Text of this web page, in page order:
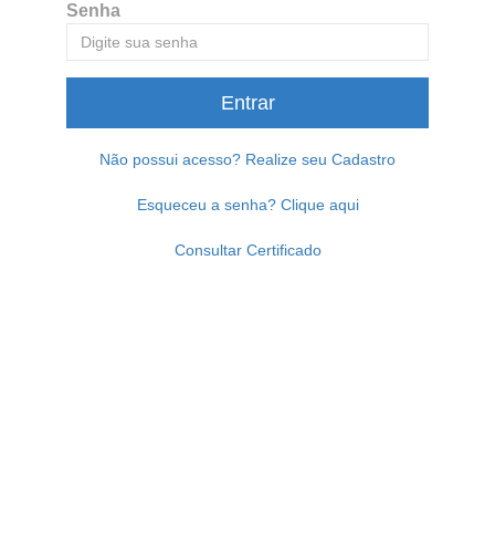
Senha
Entrar
Não possui acesso? Realize seu Cadastro
Esqueceu a senha? Clique aqui
Consultar Certificado